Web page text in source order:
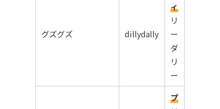
グズグズ dillydally
ィ
リ
ー
ダ
リ
ー
プ